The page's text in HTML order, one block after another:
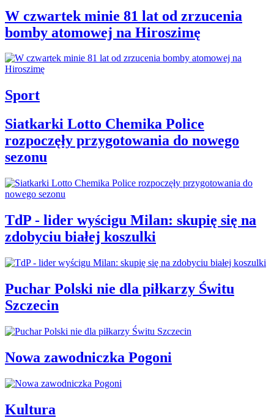
W czwartek minie 81 lat od zrzucenia
bomby atomowej na Hiroszimę
Sport
Siatkarki Lotto Chemika Police
rozpoczęły przygotowania do nowego
sezonu
TdP - lider wyścigu Milan: skupię się na
zdobyciu białej koszulki
Puchar Polski nie dla piłkarzy Świtu
Szczecin
Nowa zawodniczka Pogoni
Kultura